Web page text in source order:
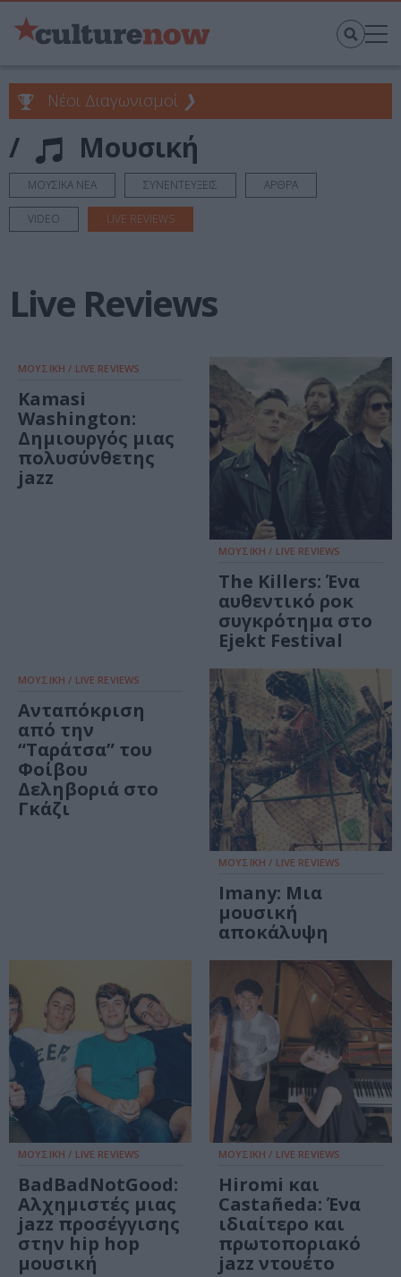
Νέοι Διαγωνισμοί ❯
/ Μουσική
ΜΟΥΣΙΚΑ ΝΕΑ ΣΥΝΕΝΤΕΥΞΕΙΣ ΑΡΘΡΑ
VIDEO LIVE REVIEWS
Live Reviews
ΜΟΥΣΙΚΗ / LIVE REVIEWS
Kamasi
Washington:
Δημιουργός μιας
πολυσύνθετης
jazz
ΜΟΥΣΙΚΗ / LIVE REVIEWS
The Killers: Ένα
αυθεντικό ροκ
συγκρότημα στο
Ejekt Festival
ΜΟΥΣΙΚΗ / LIVE REVIEWS
Ανταπόκριση
από την
“Ταράτσα” του
Φοίβου
Δεληβοριά στο
Γκάζι
ΜΟΥΣΙΚΗ / LIVE REVIEWS
Imany: Μια
μουσική
αποκάλυψη
ΜΟΥΣΙΚΗ / LIVE REVIEWS
BadBadNotGood:
Αλχημιστές μιας
jazz προσέγγισης
στην hip hop
μουσική
ΜΟΥΣΙΚΗ / LIVE REVIEWS
Hiromi και
Castañeda: Ένα
ιδιαίτερο και
πρωτοποριακό
jazz ντουέτο